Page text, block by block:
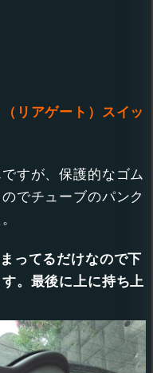
リアゲート）スイッ
すが、保護的なゴム
でチューブのパンク
ってるだけなので下
。最後に上に持ち上